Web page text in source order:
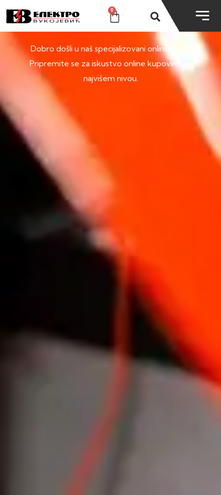
0
SHOP
Dobro došli u naš specijalizovani online shop.
Pripremite se za iskustvo online kupovine na
najvišem nivou.